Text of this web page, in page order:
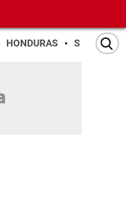
HONDURAS SAN PEDRO